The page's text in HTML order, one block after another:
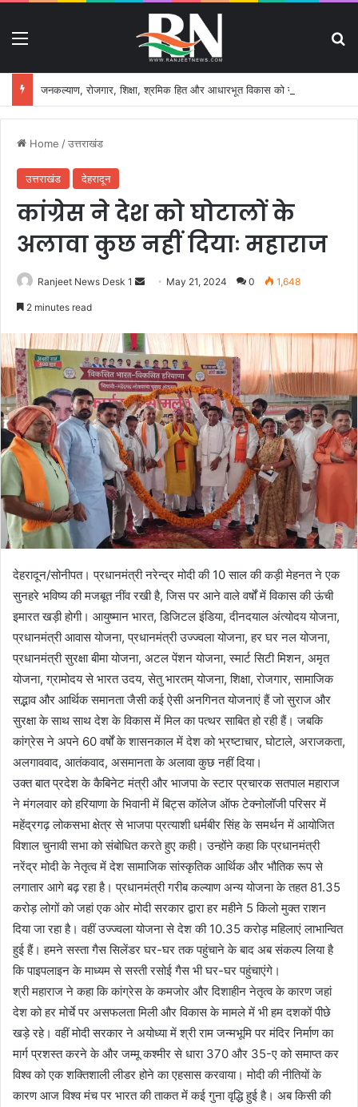
Home /उत्तराखंड
उत्तराखंड देहरादून
कांग्रेस ने देश को घोटालों के
अलावा कुछ नहीं दियाः महाराज
Ranjeet News Desk 1
d
a
n
e
m
a
i
l
May 21, 2024 0 1,648
2 minutes read
देहरादून/सोनीपत। प्रधानमंत्री नरेन्द्र मोदी की 10 साल की कड़ी मेहनत ने एक
सुनहरे भविष्य की मजबूत नींव रखी है, जिस पर आने वाले वर्षों में विकास की ऊंची
इमारत खड़ी होगी। आयुष्मान भारत, डिजिटल इंडिया, दीनदयाल अंत्योदय योजना,
प्रधानमंत्री आवास योजना, प्रधानमंत्री उज्ज्वला योजना, हर घर नल योजना,
प्रधानमंत्री सुरक्षा बीमा योजना, अटल पेंशन योजना, स्मार्ट सिटी मिशन, अमृत
योजना, ग्रामोदय से भारत उदय, सेतु भारतम् योजना, शिक्षा, रोजगार, सामाजिक
सद्भाव और आर्थिक समानता जैसी कई ऐसी अनगिनत योजनाएं हैं जो सुराज और
सुरक्षा के साथ साथ देश के विकास में मिल का पत्थर साबित हो रही हैं। जबकि
कांग्रेस ने अपने 60 वर्षों के शासनकाल में देश को भ्रष्टाचार, घोटाले, अराजकता,
अलगाववाद, आतंकवाद, असमानता के अलावा कुछ नहीं दिया।
उक्त बात प्रदेश के कैबिनेट मंत्री और भाजपा के स्टार प्रचारक सतपाल महाराज
ने मंगलवार को हरियाणा के भिवानी में बिट्स कॉलेज ऑफ टेक्नोलॉजी परिसर में
महेंद्रगढ़ लोकसभा क्षेत्र से भाजपा प्रत्याशी धर्मबीर सिंह के समर्थन में आयोजित
विशाल चुनावी सभा को संबोधित करते हुए कही। उन्होंने कहा कि प्रधानमंत्री
नरेंद्र मोदी के नेतृत्व में देश सामाजिक सांस्कृतिक आर्थिक और भौतिक रूप से
लगातार आगे बढ़ रहा है। प्रधानमंत्री गरीब कल्याण अन्य योजना के तहत 81.35
करोड़ लोगों को जहां एक ओर मोदी सरकार द्वारा हर महीने 5 किलो मुक्त राशन
दिया जा रहा है। वहीं उज्ज्वला योजना से देश की 10.35 करोड़ महिलाएं लाभान्वित
हुई हैं। हमने सस्ता गैस सिलेंडर घर-घर तक पहुंचाने के बाद अब संकल्प लिया है
कि पाइपलाइन के माध्यम से सस्ती रसोई गैस भी घर-घर पहुंचाएंगे।
श्री महाराज ने कहा कि कांग्रेस के कमजोर और दिशाहीन नेतृत्व के कारण जहां
देश को हर मोर्चे पर असफलता मिली और विकास के मामले में भी हम दशकों पीछे
खड़े रहे। वहीं मोदी सरकार ने अयोध्या में श्री राम जन्मभूमि पर मंदिर निर्माण का
मार्ग प्रशस्त करने के और जम्मू कश्मीर से धारा 370 और 35-ए को समाप्त कर
विश्व को एक शक्तिशाली लीडर होने का एहसास करवाया। मोदी की नीतियों के
कारण आज विश्व मंच पर भारत की ताकत में कई गुना वृद्धि हुई है। अब किसी की